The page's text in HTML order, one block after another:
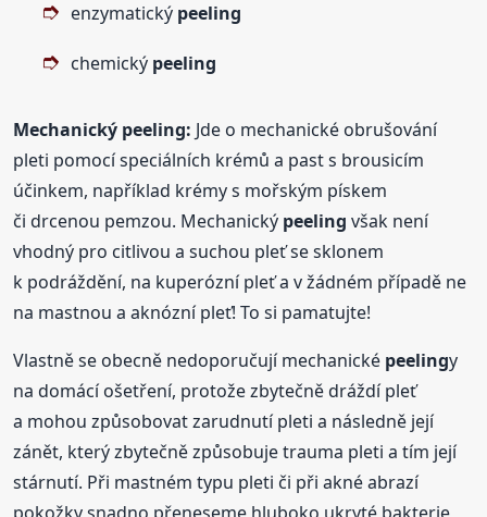
enzymatický peeling
chemický peeling
Mechanický peeling: Jde o mechanické obrušování
pleti pomocí speciálních krémů a past s brousicím
účinkem, například krémy s mořským pískem
či drcenou pemzou. Mechanický peeling však není
vhodný pro citlivou a suchou pleť se sklonem
k podráždění, na kuperózní pleť a v žádném případě ne
na mastnou a aknózní pleť! To si pamatujte!
Vlastně se obecně nedoporučují mechanické peelingy
na domácí ošetření, protože zbytečně dráždí pleť
a mohou způsobovat zarudnutí pleti a následně její
zánět, který zbytečně způsobuje trauma pleti a tím její
stárnutí. Při mastném typu pleti či při akné abrazí